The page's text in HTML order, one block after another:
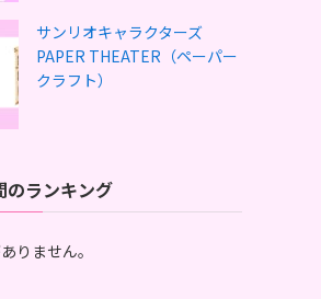
サンリオキャラクターズ
PAPER THEATER（ペーパー
クラフト）
のランキング
りません。